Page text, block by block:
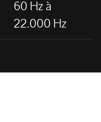
60 Hz à
22.000 Hz